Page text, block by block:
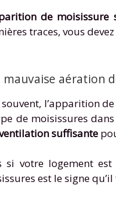
de moisissure
traces, vous
mauvaise aération
souvent, l’apparition
de moisissures
suffisante
si votre logement
est le signe